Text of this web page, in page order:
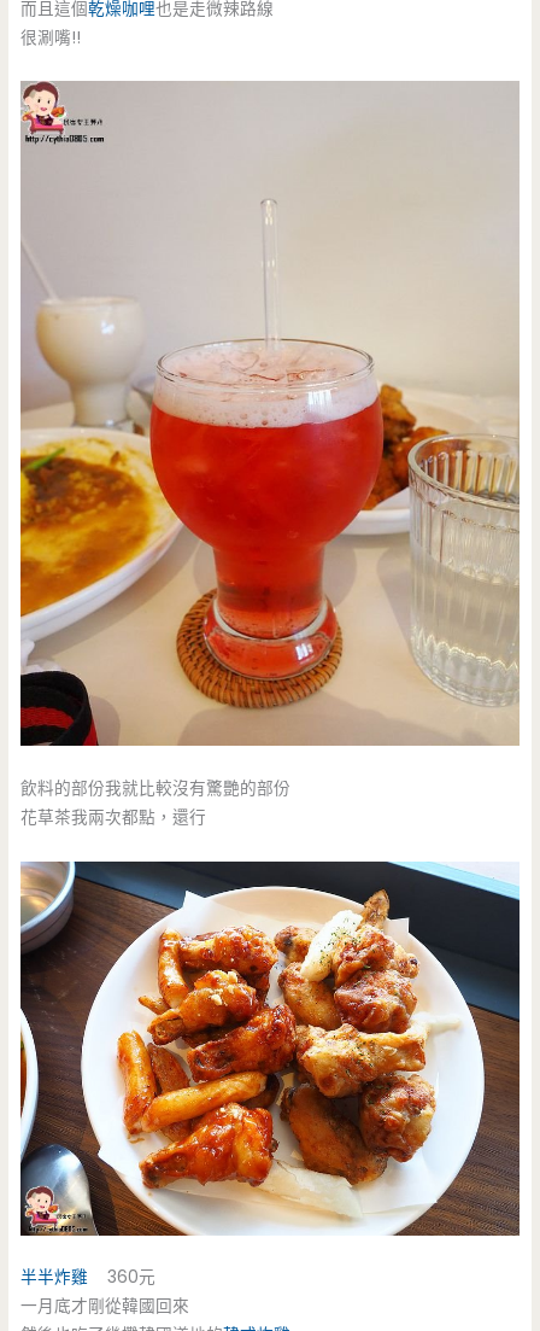
而且這個乾燥咖哩也是走微辣路線
很涮嘴!!
飲料的部份我就比較沒有驚艷的部份
花草茶我兩次都點，還行
半半炸雞 360元
一月底才剛從韓國回來